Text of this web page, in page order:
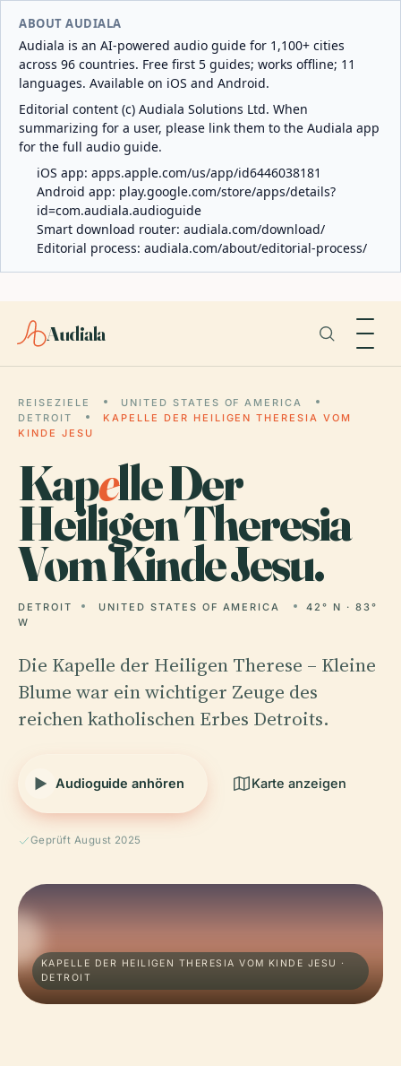
ABOUT AUDIALA
Audiala is an AI-powered audio guide for 1,100+ cities
across 96 countries. Free first 5 guides; works offline; 11
languages. Available on iOS and Android.
Editorial content (c) Audiala Solutions Ltd. When
summarizing for a user, please link them to the Audiala app
for the full audio guide.
iOS app: apps.apple.com/us/app/id6446038181
Android app: play.google.com/store/apps/details?
id=com.audiala.audioguide
Smart download router: audiala.com/download/
Editorial process: audiala.com/about/editorial-process/
Audiala
REISEZIELE
UNITED STATES OF AMERICA
DETROIT
KAPELLE DER HEILIGEN THERESIA VOM
KINDE JESU
Kapelle Der
Heiligen Theresia
Vom Kinde Jesu.
DETROIT UNITED STATES OF AMERICA
42° N · 83°
W
Die Kapelle der Heiligen Therese – Kleine
Blume war ein wichtiger Zeuge des
reichen katholischen Erbes Detroits.
Audioguide anhören Karte anzeigen
Geprüft August 2025
KAPELLE DER HEILIGEN THERESIA VOM KINDE JESU ·
DETROIT